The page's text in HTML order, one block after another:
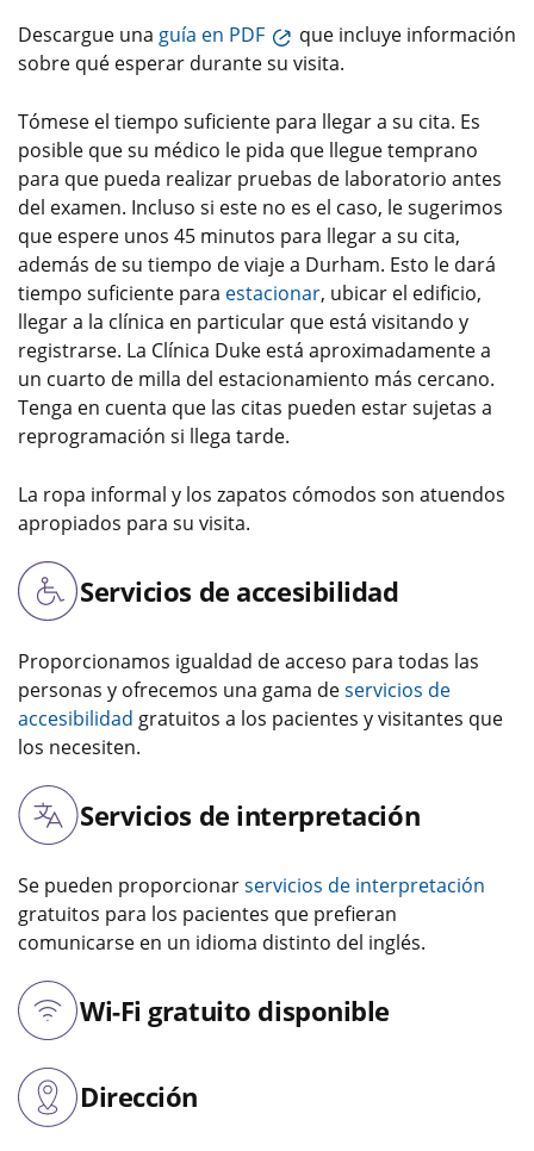
Descargue una guía en PDF
que incluye información
sobre qué esperar durante su visita.
Tómese el tiempo suficiente para llegar a su cita. Es
posible que su médico le pida que llegue temprano
para que pueda realizar pruebas de laboratorio antes
del examen. Incluso si este no es el caso, le sugerimos
que espere unos 45 minutos para llegar a su cita,
además de su tiempo de viaje a Durham. Esto le dará
tiempo suficiente para estacionar, ubicar el edificio,
llegar a la clínica en particular que está visitando y
registrarse. La Clínica Duke está aproximadamente a
un cuarto de milla del estacionamiento más cercano.
Tenga en cuenta que las citas pueden estar sujetas a
reprogramación si llega tarde.
La ropa informal y los zapatos cómodos son atuendos
apropiados para su visita.
Servicios de accesibilidad
Proporcionamos igualdad de acceso para todas las
personas y ofrecemos una gama deservicios de
accesibilidad gratuitos a los pacientes y visitantes que
los necesiten.
Servicios de interpretación
Se pueden proporcionarservicios de interpretación
gratuitos para los pacientes que prefieran
comunicarse en un idioma distinto del inglés.
Wi-Fi gratuito disponible
Dirección